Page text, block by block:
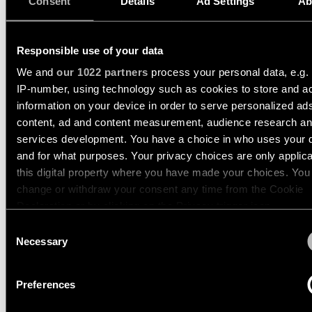
Responsible use of your data
We and our 1022 partners process your personal data, e.g.
IP-number, using technology such as cookies to store and
information on your device in order to serve personalized
content, ad and content measurement, audience research
services development. You have a choice in who uses your
and for what purposes. Your privacy choices are only
this digital property where you have made your choices. You
change or withdraw your consent any time from the Cookie
If you allow, we would also like to:
Identify your device by actively scanning it for
Selection
Necessary
Preferences
Dim
Beleuchtung
14232832
MARBUL KOMPAS
SUSPENDED
109 1X
MARBUL RECESSED
ADJUSTABLE 115 1X